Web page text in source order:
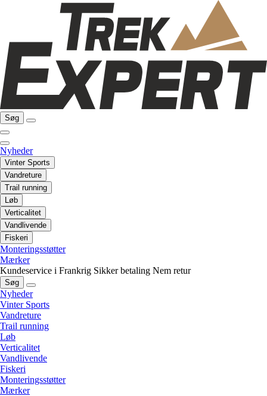
Søg
Nyheder
Vinter Sports
Vandreture
Trail running
Løb
Verticalitet
Vandlivende
Fiskeri
Monteringsstøtter
Mærker
Kundeservice i Frankrig Sikker betaling Nem retur
Søg
Nyheder
Vinter Sports
Vandreture
Trail running
Løb
Verticalitet
Vandlivende
Fiskeri
Monteringsstøtter
Mærker